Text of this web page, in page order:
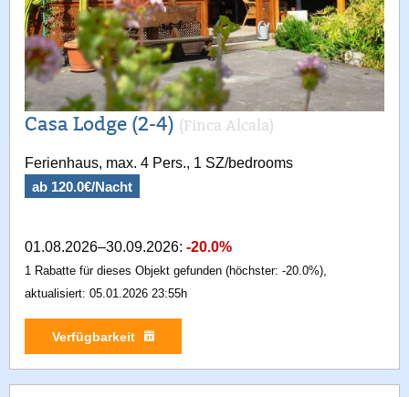
Casa Lodge (2-4) (Finca Alcala)
Ferienhaus, max. 4 Pers., 1 SZ/bedrooms
ab 120.0€/Nacht
01.08.2026–30.09.2026: -20.0%
1 Rabatte für dieses Objekt gefunden (höchster: -20.0%),
aktualisiert: 05.01.2026 23:55h
Verfügbarkeit